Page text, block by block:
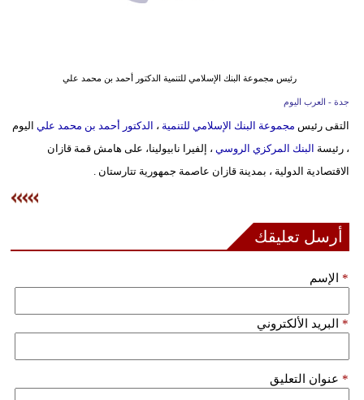
وتكنولوجيا
مدوَّنات
سيارات
رئيس مجموعة البنك الإسلامي للتنمية الدكتور أحمد بن محمد علي
جدة - العرب اليوم
التقى رئيس مجموعة البنك الإسلامي للتنمية ، الدكتور أحمد بن محمد علي اليوم
، رئيسة البنك المركزي الروسي ، إلفيرا نابيولينا، على هامش قمة قازان
الاقتصادية الدولية ، بمدينة قازان عاصمة جمهورية تتارستان .
أرسل تعليقك
الإسم *
البريد الألكتروني *
عنوان التعليق *